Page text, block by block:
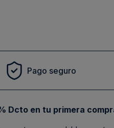
Pago seguro
Dcto en tu primera